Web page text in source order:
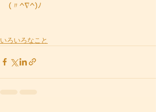
(〃^∇^)ﾉ﻿
いろいろなこと